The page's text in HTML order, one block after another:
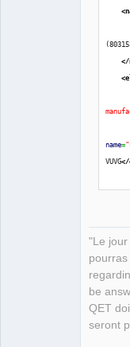
</
name=
VUVG</
name=
name=
1R8L
name=
"Le jour
be
QET
seront